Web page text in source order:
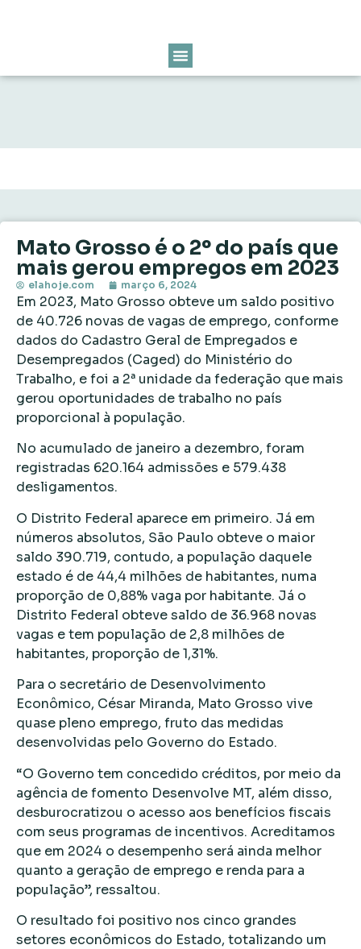
Mato Grosso é o 2º do país que
mais gerou empregos em 2023
elahoje.com março 6, 2024
Em 2023, Mato Grosso obteve um saldo positivo
de 40.726 novas de vagas de emprego, conforme
dados do Cadastro Geral de Empregados e
Desempregados (Caged) do Ministério do
Trabalho, e foi a 2ª unidade da federação que mais
gerou oportunidades de trabalho no país
proporcional à população.
No acumulado de janeiro a dezembro, foram
registradas 620.164 admissões e 579.438
desligamentos.
O Distrito Federal aparece em primeiro. Já em
números absolutos, São Paulo obteve o maior
saldo 390.719, contudo, a população daquele
estado é de 44,4 milhões de habitantes, numa
proporção de 0,88% vaga por habitante. Já o
Distrito Federal obteve saldo de 36.968 novas
vagas e tem população de 2,8 milhões de
habitantes, proporção de 1,31%.
Para o secretário de Desenvolvimento
Econômico, César Miranda, Mato Grosso vive
quase pleno emprego, fruto das medidas
desenvolvidas pelo Governo do Estado.
“O Governo tem concedido créditos, por meio da
agência de fomento Desenvolve MT, além disso,
desburocratizou o acesso aos benefícios fiscais
com seus programas de incentivos. Acreditamos
que em 2024 o desempenho será ainda melhor
quanto a geração de emprego e renda para a
população”, ressaltou.
O resultado foi positivo nos cinco grandes
setores econômicos do Estado, totalizando um